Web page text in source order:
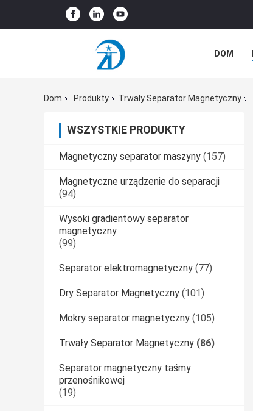
DOM
Dom
Produkty Trwały Separator Magnetyczny
WSZYSTKIE PRODUKTY
Magnetyczny separator maszyny (157)
Magnetyczne urządzenie do separacji
(94)
Wysoki gradientowy separator
magnetyczny
(99)
Separator elektromagnetyczny (77)
Dry Separator Magnetyczny (101)
Mokry separator magnetyczny (105)
Trwały Separator Magnetyczny (86)
Separator magnetyczny taśmy
przenośnikowej
(19)